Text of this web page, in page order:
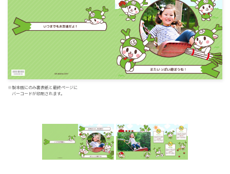
※製本版にのみ裏表紙と最終ページに
バーコードが印刷されます。